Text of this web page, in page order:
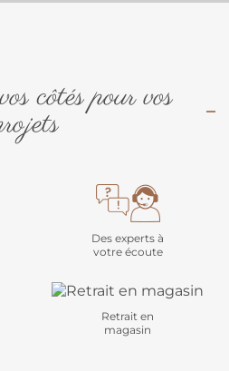
côtés pour vos
Des experts à
votre écoute
Retrait en
magasin